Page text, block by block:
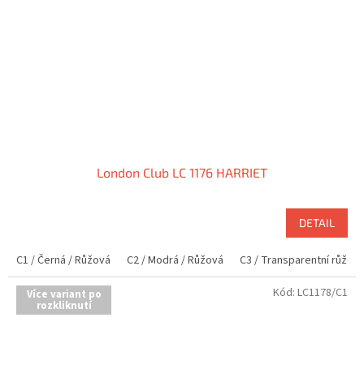
London Club LC 1176 HARRIET
DETAIL
C1 / Černá / Růžová C2 / Modrá / Růžová C3 / Transparentní růžová
Více variant po
rozkliknutí
Kód: LC1178/C1